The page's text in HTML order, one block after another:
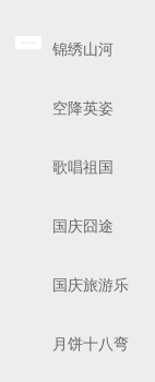
锦绣山河
空降英姿
歌唱祖国
国庆囧途
国庆旅游乐
月饼十八弯